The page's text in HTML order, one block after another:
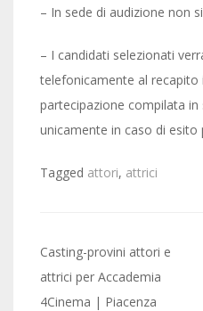
– In sede di audizione non
– I candidati selezionati
telefonicamente al recapito
partecipazione compilata in
unicamente in caso di esito
Tagged attori, attrici
Post
navigation
Casting-provini attori e
attrici per Accademia
4Cinema | Piacenza